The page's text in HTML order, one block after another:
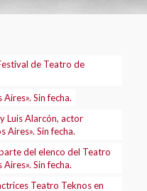
de Teatro de
Sin fecha.
Luis Alarcón, actor
Aires». Sin fecha.
del elenco del Teatro
Sin fecha.
Teatro Teknos en